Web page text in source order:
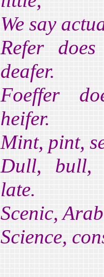
We say
Refer
deafer.
Foeffer
heifer.
Mint, pint,
Dull, bull,
late.
Scenic,
Science,